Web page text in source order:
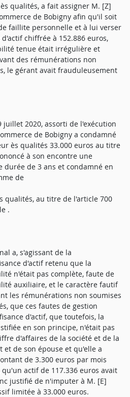
qualités, a fait assigner M. [Z]
de Bobigny afin qu'il soit
faillite personnelle et à lui verser
chiffrée à 152.886 euros,
tenue était irrégulière et
des rémunérations non
le gérant avait frauduleusement
2020, assorti de l'exécution
de Bobigny a condamné
ès qualités 33.000 euros au titre
à son encontre une
de 3 ans et condamné en
de
qualités, au titre de l'article 700
.
a, s'agissant de la
d'actif retenu que la
n'était pas complète, faute de
auxiliaire, et le caractère fautif
les rémunérations non soumises
que ces fautes de gestion
d'actif, que toutefois, la
en son principe, n'était pas
d'affaires de la société et de la
de son épouse et qu'elle a
de 3.300 euros par mois
qu'un actif de 117.336 euros avait
justifié de n'imputer à M. [E]
limitée à 33.000 euros.